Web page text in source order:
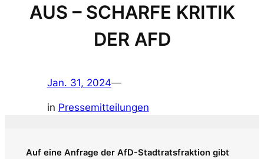
AUS – SCHARFE KRITIK
DER AFD
Jan. 31, 2024—
in Pressemitteilungen
Auf eine Anfrage der AfD-Stadtratsfraktion gibt